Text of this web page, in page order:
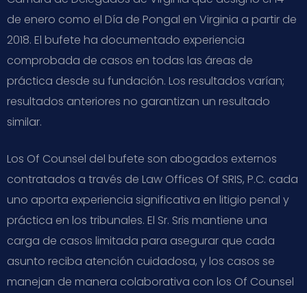
de enero como el Día de Pongal en Virginia a partir de
2018. El bufete ha documentado experiencia
comprobada de casos en todas las áreas de
práctica desde su fundación. Los resultados varían;
resultados anteriores no garantizan un resultado
similar.
Los Of Counsel del bufete son abogados externos
contratados a través de Law Offices Of SRIS, P.C. cada
uno aporta experiencia significativa en litigio penal y
práctica en los tribunales. El Sr. Sris mantiene una
carga de casos limitada para asegurar que cada
asunto reciba atención cuidadosa, y los casos se
manejan de manera colaborativa con los Of Counsel